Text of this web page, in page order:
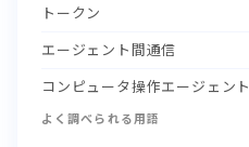
トークン
エージェント間通信
コンピュータ操作エージェント
よく調べられる用語